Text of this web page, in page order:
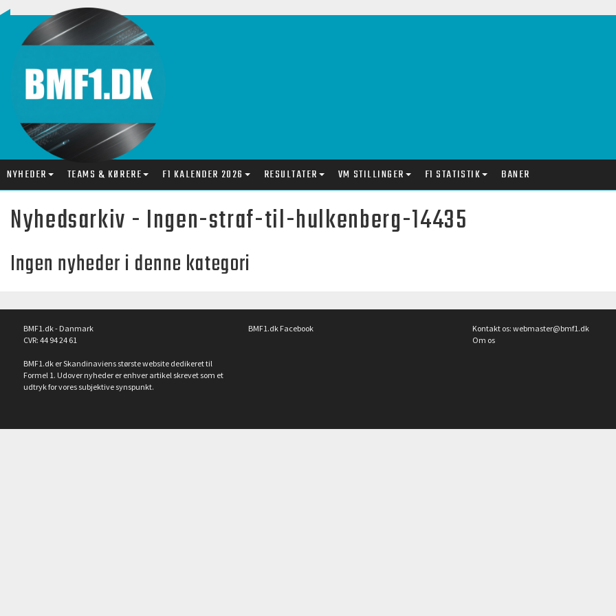
NYHEDER TEAMS & KØRERE F1 KALENDER 2026 RESULTATER VM STILLINGER F1 STATISTIK BANER
Nyhedsarkiv - Ingen-straf-til-hulkenberg-14435
Ingen nyheder i denne kategori
BMF1.dk - Danmark
CVR: 44 94 24 61
BMF1.dk er Skandinaviens største website dedikeret til
Formel 1. Udover nyheder er enhver artikel skrevet som et
udtryk for vores subjektive synspunkt.
BMF1.dk Facebook Kontakt os: webmaster@bmf1.dk
Om os